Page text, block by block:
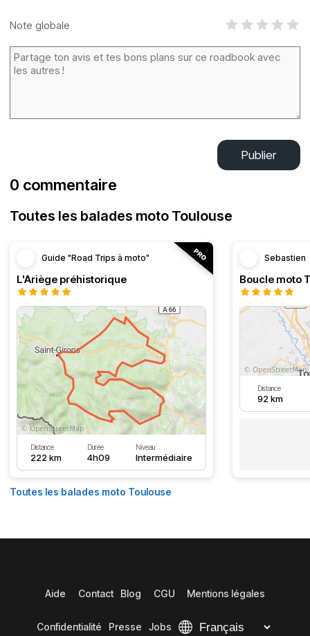
Note globale
Publier
0 commentaire
Toutes les balades moto Toulouse
Guide "Road Trips à moto"
L'Ariège préhistorique
Distance
222 km
Durée
4h09
Niveau
Intermédiaire
Sebastien
Distance
92 km
Toutes les balades moto Toulouse
Aide Contact Blog CGU Mentions légales
Confidentialité Presse Jobs